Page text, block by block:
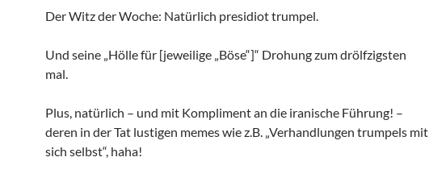
Der Witz der Woche: Natürlich presidiot trumpel.
Und seine „Hölle für [jeweilige „Böse“]“ Drohung zum drölfzigsten
mal.
Plus, natürlich – und mit Kompliment an die iranische Führung! –
deren in der Tat lustigen memes wie z.B. „Verhandlungen trumpels mit
sich selbst“, haha!